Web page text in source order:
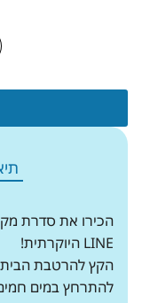
LINE היוקרתית!
הקץ להרטבת הבית
להתרחץ במים